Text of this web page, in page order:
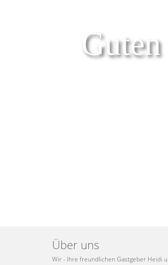
Über uns
Wir - Ihre freundlichen Gastgeber Heidi